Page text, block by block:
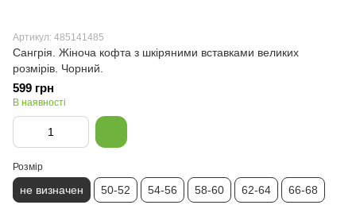
Артикул: 485141485
Сангрія. Жіноча кофта з шкіряними вставками великих
розмірів. Чорний.
599 грн
В наявності
Розмір
не визначен 50-52 54-56 58-60 62-64 66-68